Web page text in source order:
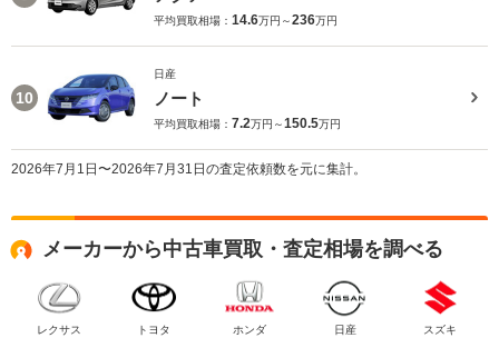
平均買取相場： 14.6万円～236万円
10
日産
ノート
平均買取相場： 7.2万円～150.5万円
2026年7月1日〜2026年7月31日の査定依頼数を元に集計。
メーカーから中古車買取・査定相場を調べる
レクサス トヨタ ホンダ 日産 スズキ